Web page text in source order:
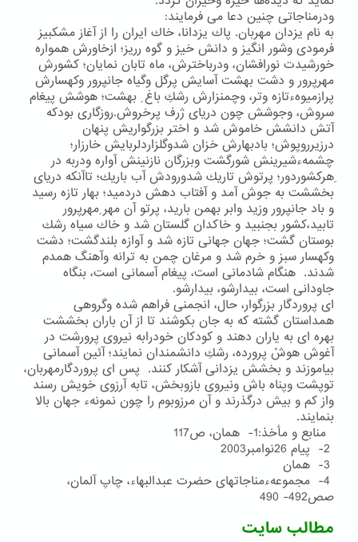
ودرمناجاتی چنین دعا می فرمایند:
به نام یزدان مهربان. پاك یزدانا، خاك ایران را از آغاز مشكبیز
فرمودی وشور انگیز و دانش خیز و گوه رریز؛ ازخاورش همواره
خورشیدت نورافشان، ودرباخترش، ماه تابان نمایان؛ كشورش
مهرپرور و دشت بهشت آسایش پرگل وگیاه جانپرور وكهسارش
پرازمیوهءتازه وتر، وچمنزارش رشكِ باغ ِ بهشت؛ هوشش پیغام
سروش، وجوشش چون دریای ژرف پرخروش.روزگاری بودكه
آتش دانشش خاموش شد و اختر بزرگواریش پنهان
درزیرروپوش؛ بادبهارش خزان شدوگلزاردلربایش خارزار؛
چشمهءشیرینش شورگشت وبزرگان نازنینش آواره ودربه در
ِهركشوردور؛ پرتوش تاریك شدورودش آب باریك؛ تاآنكه دریای
بخششت به جوش آمد و آفتاب دهش دردمید؛ بهار تازه رسید
و باد جانپرور وزید وابر بهمن بارید، پرتو آن مهر ِمهرپرور
تابید،كشور بجنبید و خاكدان گلستان شد و خاك سیاه رشك
بوستان گشت؛ جهان جهانی تازه شد و آوازه بلندگشت؛ دشت
وكهسار سبز و خرم شد و مرغان چمن به ترانه وآهنگ همدم
شدند. هنگام شادمانی است، پیغام آسمانی است، بنگاه
جاودانی است، بیدارشو، بیدارشو.
ای پروردگار بزرگوار، حال، انجمنی فراهم شده وگروهی
همداستان گشته كه به جان بكوشند تا از آن باران بخششت
بهره ای به یاران دهند و كودكان خودرابه نیروی پرورشت در
آغوش هوشْ پرورده، رشكِ دانشمندان نمایند؛ آئین آسمانی
بیاموزند و بخشش یزدانی آشكار كنند. پس ای پروردگارمهربان،
توپشت وپناه باش ونیروی بازوبخش، تابه آرزوی خویش رسند
واز كم و بیش درگذرند و آن مرزوبوم را چون نمونهء جهان بالا
بنمایند.
منابع و مأخذ:1- همان، ص117
4- مجموعهءمناجاتهای حضرت عبدالبهاء، چاپ آلمان،
صص492- 490
مطالب سایت